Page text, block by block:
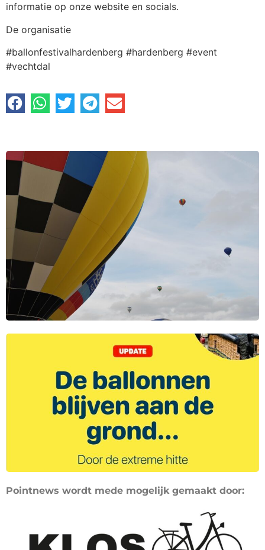
informatie op onze website en socials.
De organisatie
#ballonfestivalhardenberg #hardenberg #event
#vechtdal
Pointnews wordt mede mogelijk gemaakt door: